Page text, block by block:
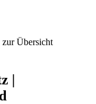
Übersicht
|